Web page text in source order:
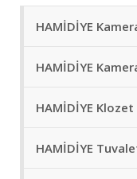
HAMİDİYE
HAMİDİYE
HAMİDİYE Klozet
HAMİDİYE